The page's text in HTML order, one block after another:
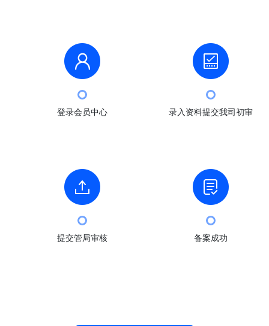
登录会员中心 录入资料提交我司初审
提交管局审核 备案成功